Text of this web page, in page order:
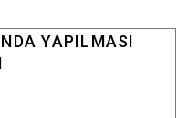
YAPILMASI